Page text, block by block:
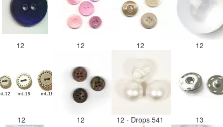
12 12 12 12
12 12 12 - Drops 541 13